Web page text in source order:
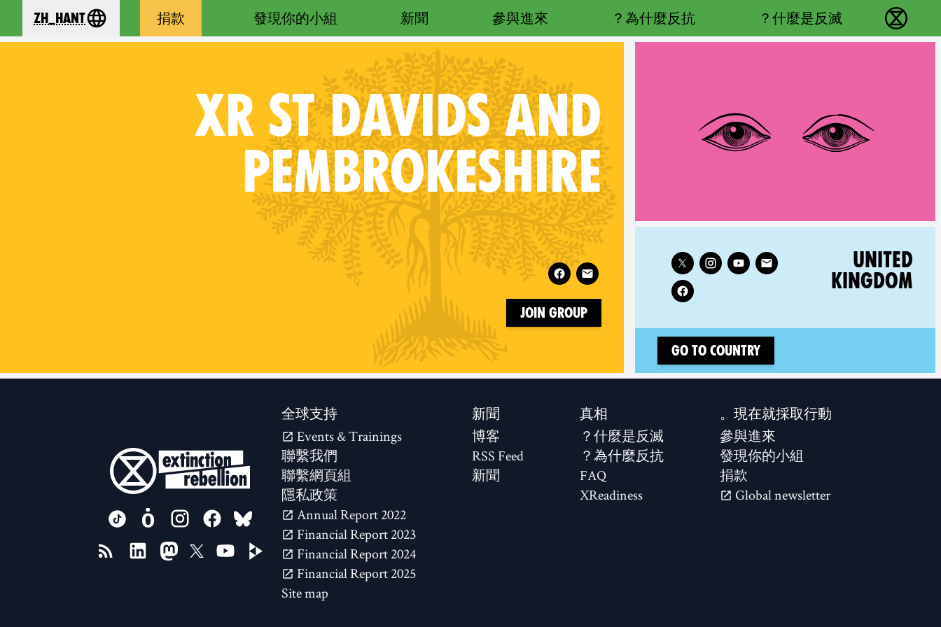
反抗滅絕 - Home
什麼是反滅？
為什麼反抗？
參與進來
新聞
發現你的小組
捐款
your language
zh_Hant
XRST DAVIDS AND
PEMBROKESHIRE
Follow XR St Davids and Pembrokeshire on
Join Group
RELATED COUNTRY GROUP:
UNITED
KINGDOM
Follow XR United Kingdom on
Go to country
現在就採取行動。
參與進來
發現你的小組
捐款
Global newsletter
真相
什麼是反滅？
為什麼反抗？
FAQ
XReadiness
新聞
博客
RSS Feed
新聞
全球支持
Events & Trainings
聯繫我們
聯繫網頁組
隱私政策
2022 Annual Report
2023 Financial Report
2024 Financial Report
2025 Financial Report
Site map
FOLLOW US ON